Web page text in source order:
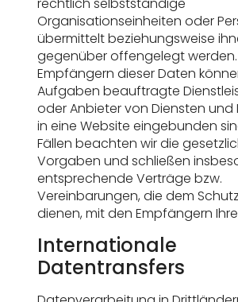
rechtlich selbstständige
Organisationseinheiten oder
übermittelt beziehungsweise
gegenüber offengelegt
Empfängern dieser Daten
Aufgaben beauftragte
oder Anbieter von Diensten und
in eine Website eingebunden
Fällen beachten wir die
Vorgaben und schließen
entsprechende Verträge bzw.
Vereinbarungen, die dem
dienen, mit den Empfängern
Internationale
Datentransfers